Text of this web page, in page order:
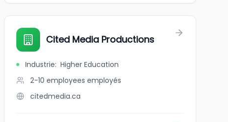
Cited Media Productions
Industrie: Higher Education
2-10 employees employés
citedmedia.ca